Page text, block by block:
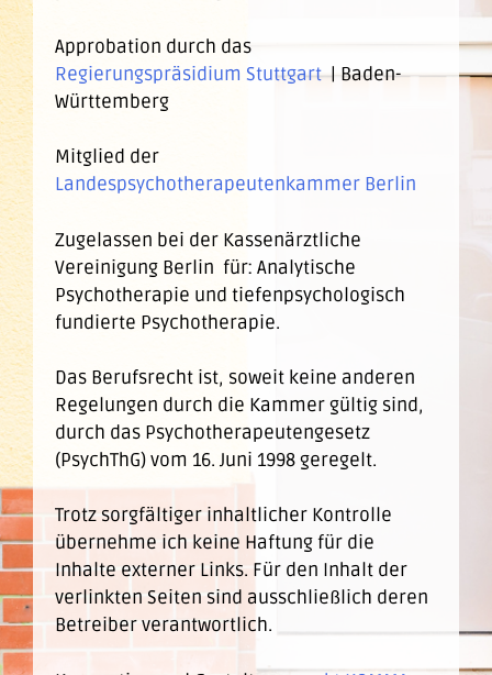
Approbation durch das
Regierungspräsidium Stuttgart| Baden-
Württemberg
Mitglied der
Landespsychotherapeutenkammer Berlin
Zugelassen bei der Kassenärztliche
Vereinigung Berlin für: Analytische
Psychotherapie und tiefenpsychologisch
fundierte Psychotherapie.
Das Berufsrecht ist, soweit keine anderen
Regelungen durch die Kammer gültig sind,
durch das Psychotherapeutengesetz
(PsychThG) vom 16. Juni 1998 geregelt.
Trotz sorgfältiger inhaltlicher Kontrolle
übernehme ich keine Haftung für die
Inhalte externer Links. Für den Inhalt der
verlinkten Seiten sind ausschließlich deren
Betreiber verantwortlich.